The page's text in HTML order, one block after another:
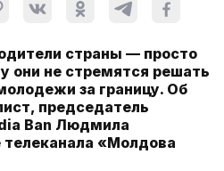
страны — просто
они не стремятся решать
за границу. Об
председатель
Ban Людмила
телеканала «Молдова